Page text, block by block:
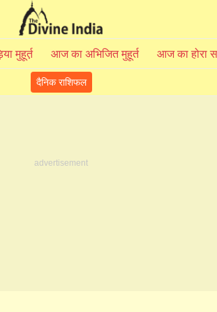
मुहूर्त़ आज का अभिजित मुहूर्त आज का होरा
दैनिक राशिफल